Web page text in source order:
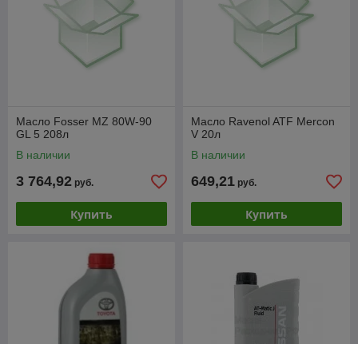
Масло Fosser MZ 80W-90
GL 5 208л
В наличии
3 764,92 руб.
Купить
Масло Ravenol ATF Mercon
V 20л
В наличии
649,21 руб.
Купить